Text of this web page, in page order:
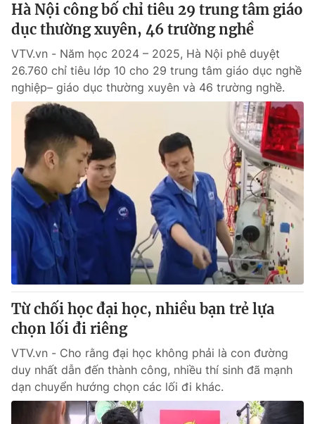
Góc doanh nghiệp
Truyền hình
Phim VTV
Hậu trường
Nhân vật
Khán giả
Giải sao mai
Giải trí
Điện ảnh
Âm nhạc
Sao
Đời sống
Du lịch
Làm đẹp
Chất lượng cuộc sống
Giáo dục
Tuyển sinh
Học trực tuyến
Công nghệ
Hitech Công nghệ tương lai
Sản phẩm
Thị trường
Tư vấn
Giao lưu trực tuyến
Lịch phát sóng
Chuyên mục khác
Emagazine
Photo Infographic
Video Shorts video
Hà Nội công bố chỉ tiêu 29 trung tâm giáo
dục thường xuyên, 46 trường nghề
VTV.vn - Năm học 2024 – 2025, Hà Nội phê duyệt
26.760 chỉ tiêu lớp 10 cho 29 trung tâm giáo dục nghề
nghiệp– giáo dục thường xuyên và 46 trường nghề.
Từ chối học đại học, nhiều bạn trẻ lựa
chọn lối đi riêng
VTV.vn - Cho rằng đại học không phải là con đường
duy nhất dẫn đến thành công, nhiều thí sinh đã mạnh
dạn chuyển hướng chọn các lối đi khác.